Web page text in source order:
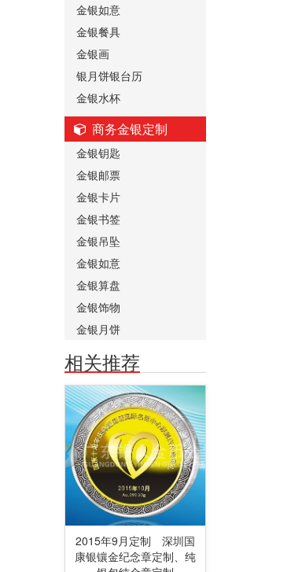
金银如意
金银餐具
金银画
银月饼银台历
金银水杯
商务金银定制
金银钥匙
金银邮票
金银卡片
金银书签
金银吊坠
金银如意
金银算盘
金银饰物
金银月饼
相关推荐
2015年9月定制 深圳国
康银镶金纪念章定制、纯